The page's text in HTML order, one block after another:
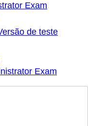
Exam
de teste
Exam